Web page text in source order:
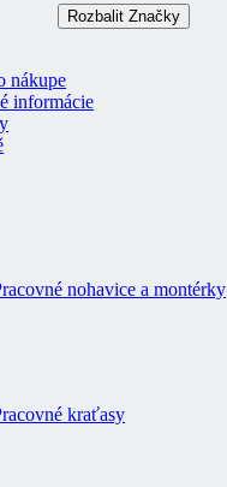
Rozbalit Značky
nákupe
informácie
nohavice a montérky
kraťasy